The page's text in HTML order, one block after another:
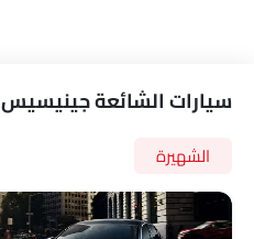
سيارات الشائعة جينيسيس
الشهيرة